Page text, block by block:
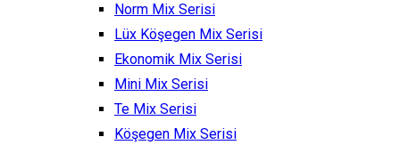
Norm Mix Serisi
Lüx Köşegen Mix Serisi
Ekonomik Mix Serisi
Mini Mix Serisi
Te Mix Serisi
Köşegen Mix Serisi